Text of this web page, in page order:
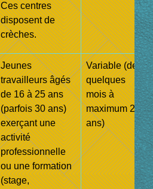
Ces centres
disposent de
crèches.
Jeunes
travailleurs âgés
de 16 à 25 ans
(parfois 30 ans)
exerçant une
activité
professionnelle
ou une formation
(stage,
Variable (de
quelques
mois à
maximum 2
ans)